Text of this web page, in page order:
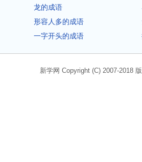
龙的成语
形容人多的成语
一字开头的成语
新学网 Copyright (C) 2007-2018